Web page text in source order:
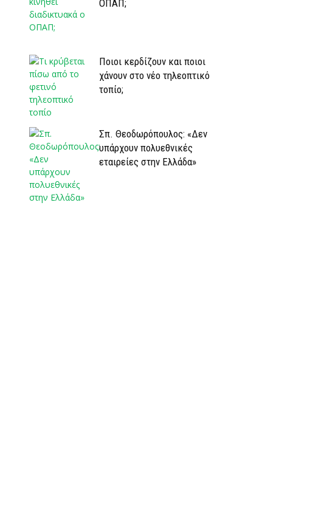
ΟΠΑΠ;
Ποιοι κερδίζουν και ποιοι
χάνουν στο νέο τηλεοπτικό
τοπίο;
Σπ. Θεοδωρόπουλος: «Δεν
υπάρχουν πολυεθνικές
εταιρείες στην Ελλάδα»